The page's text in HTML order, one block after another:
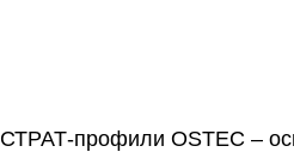
СТРАТ-профили OSTEC –